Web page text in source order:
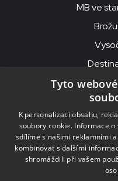
MB ve
© 2026MKS
MKS Beseda,
IČO: 00091758, DIČ:
Tyto
K personalizaci obsahu,
soubory cookie. Informace
sdílíme s našimi reklamními
kombinovat s dalšími
shromáždili při vašem